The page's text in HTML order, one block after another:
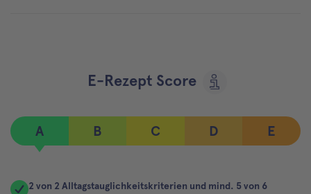
E-Rezept Score
A B C D E
2 von 2 Alltagstauglichkeitskriterien und mind. 5 von 6